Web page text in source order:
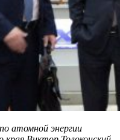
атомной энергии